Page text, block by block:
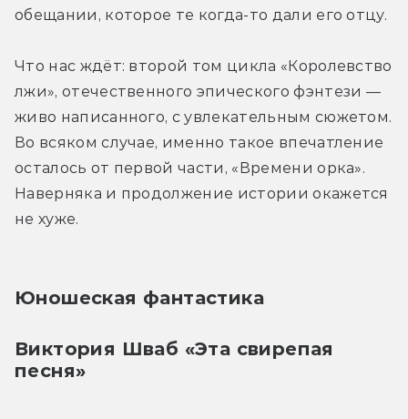
обещании, которое те когда-то дали его отцу.
Что нас ждёт: второй том цикла «Королевство
лжи», отечественного эпического фэнтези —
живо написанного, с увлекательным сюжетом.
Во всяком случае, именно такое впечатление
осталось от первой части, «Времени орка».
Наверняка и продолжение истории окажется
не хуже.
Юношеская фантастика
Виктория Шваб «Эта свирепая
песня»